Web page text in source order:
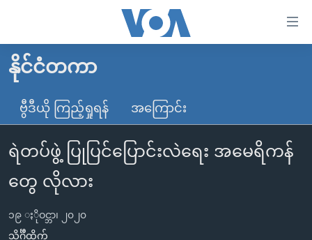
လွယ်ကူ
စေ
သည့်
များ
ပင်မ
သို့
မူလစာမျက်နှာ
မြန်မာ
ကမ္ဘာ့သတင်းများ
နိုင်ငံတကာ
အမေရိကန်
အစ္စရေး-ပါလက်စတိုင်း
ဗွီဒီယို
သတင်းလွတ်လပ်ခွင့်
ရပ်ဝန်းတခု လမ်းတခု အလွန်
အင်္ဂလိပ်စာလေ့လာမယ်
နိုင်ငံတကာ
ဗွီဒီယို ကြည့်ရှုရန် အကြောင်း
ရဲတပ်ဖွဲ့ ပြုပြင်ပြောင်းလဲရေး အမေရိကန်
တွေ လိုလား
၁၉ ႏိုဝင္ဘာ၊ ၂၀၂၀
သိင်္ဂီထိုက်